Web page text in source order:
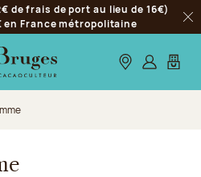
de frais de port au lieu de 16€)
France métropolitaine
Nos boutiques
S’identifier
Mon